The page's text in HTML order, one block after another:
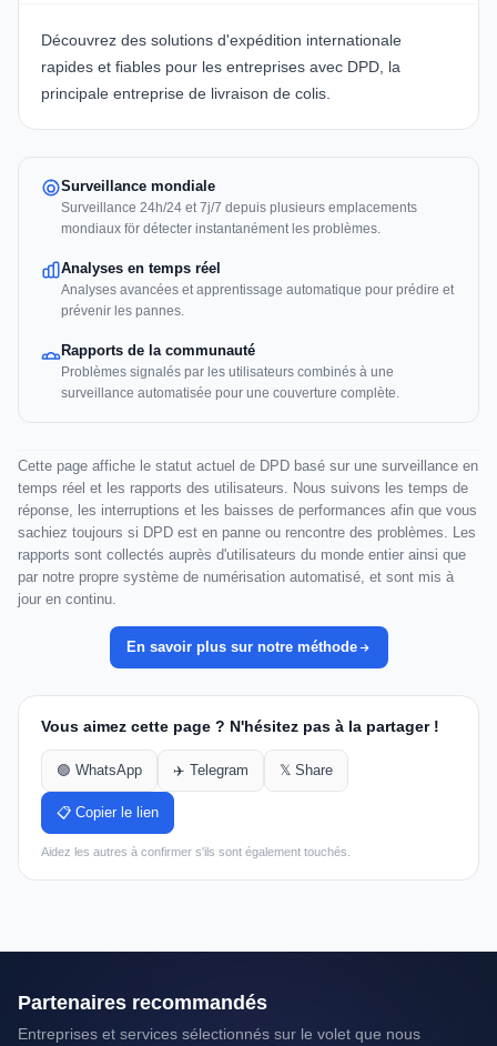
Découvrez des solutions d'expédition internationale
rapides et fiables pour les entreprises avec DPD, la
principale entreprise de livraison de colis.
Surveillance mondiale
Surveillance 24h/24 et 7j/7 depuis plusieurs emplacements
mondiaux för détecter instantanément les problèmes.
Analyses en temps réel
Analyses avancées et apprentissage automatique pour prédire et
prévenir les pannes.
Rapports de la communauté
Problèmes signalés par les utilisateurs combinés à une
surveillance automatisée pour une couverture complète.
Cette page affiche le statut actuel de DPD basé sur une surveillance en
temps réel et les rapports des utilisateurs. Nous suivons les temps de
réponse, les interruptions et les baisses de performances afin que vous
sachiez toujours si DPD est en panne ou rencontre des problèmes. Les
rapports sont collectés auprès d'utilisateurs du monde entier ainsi que
par notre propre système de numérisation automatisé, et sont mis à
jour en continu.
En savoir plus sur notre méthode
Vous aimez cette page ? N'hésitez pas à la partager !
🟢 WhatsApp ✈️ Telegram 𝕏 Share
📋 Copier le lien
Aidez les autres à confirmer s'ils sont également touchés.
Partenaires recommandés
Entreprises et services sélectionnés sur le volet que nous